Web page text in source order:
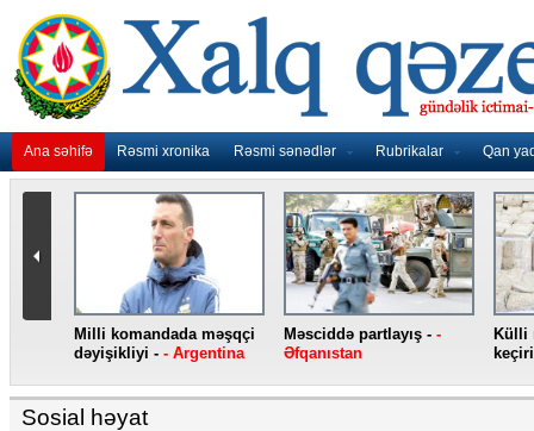
Ana səhifə Rəsmi xronika Rəsmi sənədlər Rubrikalar Qan
Milli komandada məşqçi
dəyişikliyi - - Argentina
Məsciddə partlayış - -
Əfqanıstan
Külli
Sosial həyat